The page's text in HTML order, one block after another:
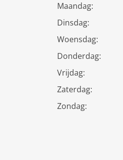
Maandag:
Dinsdag:
Woensdag:
Donderdag:
Vrijdag:
Zaterdag:
Zondag: